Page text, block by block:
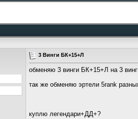
3 Винги БК+15+Л
обменяю 3 винги БК+15+Л на 3
так же обменяю эртели 5rank
куплю легендари+ДД+?